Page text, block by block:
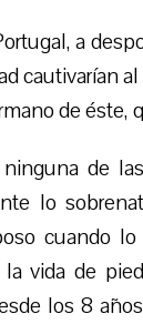
a
cautivarían
de éste,
de
lo
cuando
vida de
los 8